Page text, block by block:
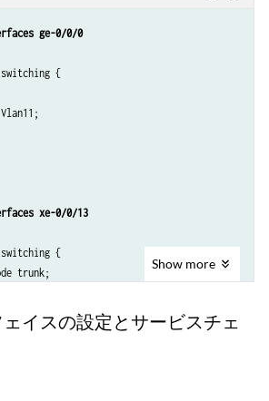
ge-0/0/0
{
xe-0/0/13
{
trunk;
Show more
イスの設定とサービスチェ